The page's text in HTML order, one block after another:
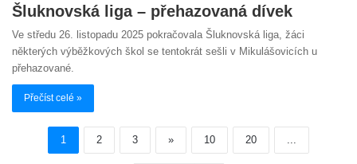
Šluknovská liga – přehazovaná dívek
Ve středu 26. listopadu 2025 pokračovala Šluknovská liga, žáci
některých výběžkových škol se tentokrát sešli v Mikulášovicích u
přehazované.
Přečíst celé »
1 2 3 » 10 20